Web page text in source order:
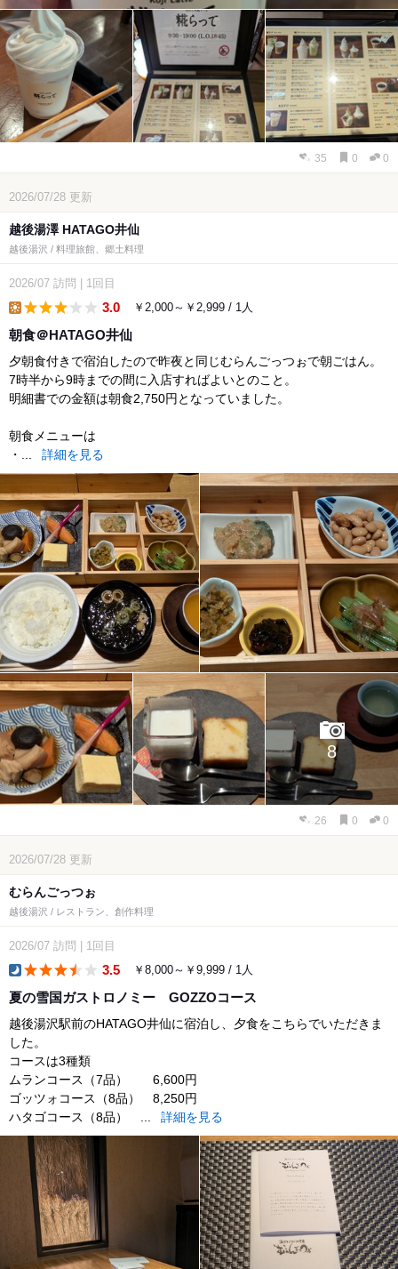
35 0 0
2026/07/28 更新
越後湯澤 HATAGO井仙
越後湯沢 / 料理旅館、郷土料理
2026/07 訪問 1回目
3.0 ￥2,000～￥2,999 / 1人
朝食＠HATAGO井仙
夕朝食付きで宿泊したので昨夜と同じむらんごっつぉで朝ごはん。
7時半から9時までの間に入店すればよいとのこと。
明細書での金額は朝食2,750円となっていました。
朝食メニューは
・...
詳細を見る
8
26 0 0
2026/07/28 更新
むらんごっつぉ
越後湯沢 / レストラン、創作料理
2026/07 訪問 1回目
3.5 ￥8,000～￥9,999 / 1人
夏の雪国ガストロノミー GOZZOコース
越後湯沢駅前のHATAGO井仙に宿泊し、夕食をこちらでいただきま
した。
コースは3種類
ムランコース（7品） 6,600円
ゴッツォコース（8品） 8,250円
ハタゴコース（8品） ...
詳細を見る